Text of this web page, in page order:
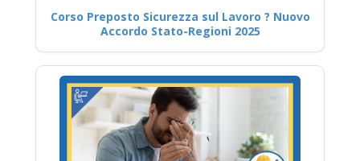
Corso Preposto Sicurezza sul Lavoro ? Nuovo
Accordo Stato-Regioni 2025